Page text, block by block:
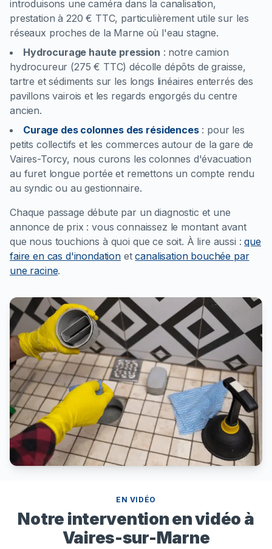
introduisons une caméra dans la canalisation,
prestation à 220 € TTC, particulièrement utile sur les
réseaux proches de la Marne où l'eau stagne.
Hydrocurage haute pression : notre camion
hydrocureur (275 € TTC) décolle dépôts de graisse,
tartre et sédiments sur les longs linéaires enterrés des
pavillons vairois et les regards engorgés du centre
ancien.
Curage des colonnes des résidences: pour les
petits collectifs et les commerces autour de la gare de
Vaires-Torcy, nous curons les colonnes d'évacuation
au furet longue portée et remettons un compte rendu
au syndic ou au gestionnaire.
Chaque passage débute par un diagnostic et une
annonce de prix : vous connaissez le montant avant
que nous touchions à quoi que ce soit. À lire aussi : que
faire en cas d'inondation etcanalisation bouchée par
une racine.
EN VIDÉO
Notre intervention en vidéo à
Vaires-sur-Marne